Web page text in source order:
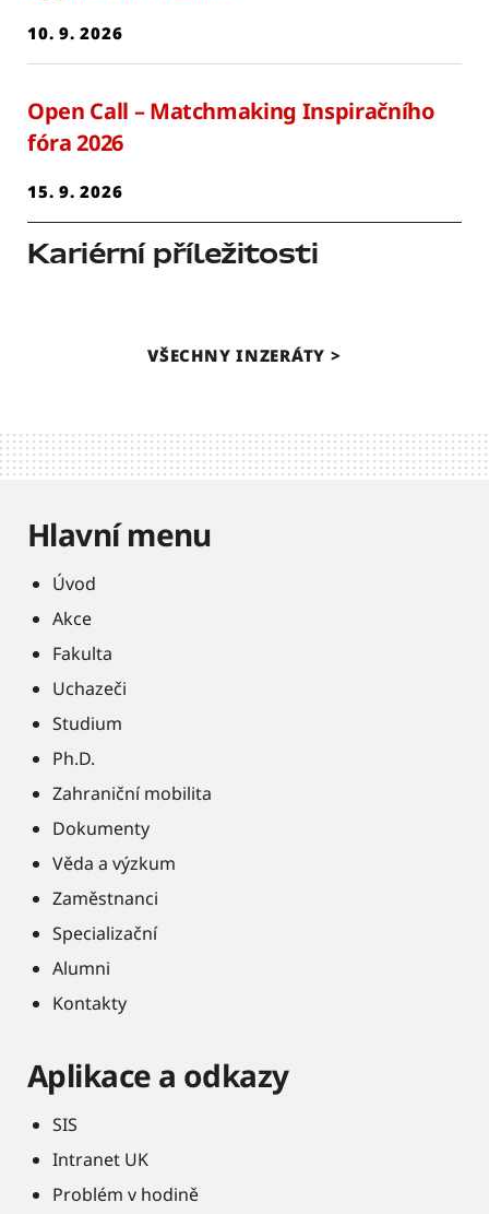
10. 9. 2026
Open Call – Matchmaking Inspiračního
fóra 2026
15. 9. 2026
Kariérní příležitosti
VŠECHNY INZERÁTY
Hlavní menu
Úvod
Akce
Fakulta
Uchazeči
Studium
Ph.D.
Zahraniční mobilita
Dokumenty
Věda a výzkum
Zaměstnanci
Specializační
Alumni
Kontakty
Aplikace a odkazy
SIS
Intranet UK
Problém v hodině